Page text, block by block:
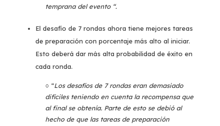
temprana del evento “.
El desafío de 7 rondas ahora tiene mejores tareas
de preparación con porcentaje más alto al iniciar.
Esto deberá dar más alta probabilidad de éxito en
cada ronda.
○ “Los desafíos de 7 rondas eran demasiado
difíciles teniendo en cuenta la recompensa que
al final se obtenía. Parte de esto se debió al
hecho de que las tareas de preparación